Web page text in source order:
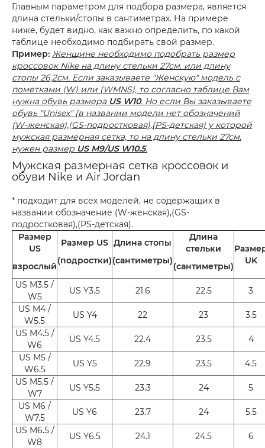
Главным параметром для подбора размера, является
длина стельки/стопы в сантиметрах. На примере
ниже, будет видно, как важно определить, по какой
таблице необходимо подбирать свой размер.
Пример: Женщине необходимо подобрать размер
кроссовок Nike на длину стельки 27см. или длину
стопы 26,2см. Если заказываете "Женскую" модель с
пометками (W) или (WMNS), то согласно таблице Вам
нужна обувь размера US W10. Но если Вы заказываете
обувь "Unisex" (в названии модели нет обозначений
(W-женская),(GS-подростковая),(PS-детская) у которой
мужская размерная сетка, то на длину стельки 27см.
нужен размер US M9/US W10.5.
Мужская размерная сетка кроссовок и
обуви Nike и Air Jordan
* подходит для всех моделей, не содержащих в
названии обозначение (W-женская),(GS-
подростковая),(PS-детская).
Размер
US
взрослый
Размер US
(подростки)
Длина стопы
(сантиметры)
Длина
стельки
(сантиметры)
UK
US M3.5 /
W5
US Y3.5 21.6 22.5
3
US M4 /
W5.5
US Y4 22 23
3.5
US M4.5 /
W6
US Y4.5 22.4 23.5
4
US M5 /
W6.5
US Y5 22.9 23.5
4.5
US M5.5 /
W7
US Y5.5 23.3 24
5
US M6 /
W7.5
US Y6 23.7 24
5.5
US M6.5 /
W8
US Y6.5 24.1 24.5
6